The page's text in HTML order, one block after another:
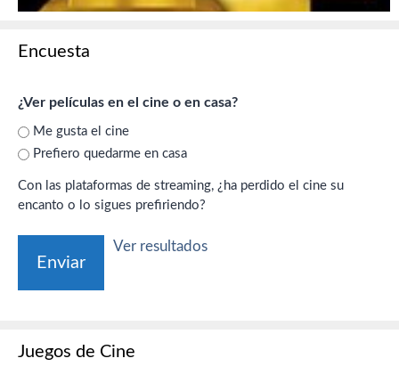
Encuesta
¿Ver películas en el cine o en casa?
Me gusta el cine
Prefiero quedarme en casa
Con las plataformas de streaming, ¿ha perdido el cine su
encanto o lo sigues prefiriendo?
Ver resultados
Juegos de Cine